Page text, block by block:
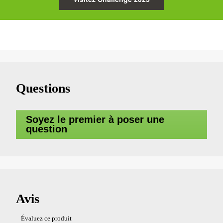
Questions
Soyez le premier à poser une
question